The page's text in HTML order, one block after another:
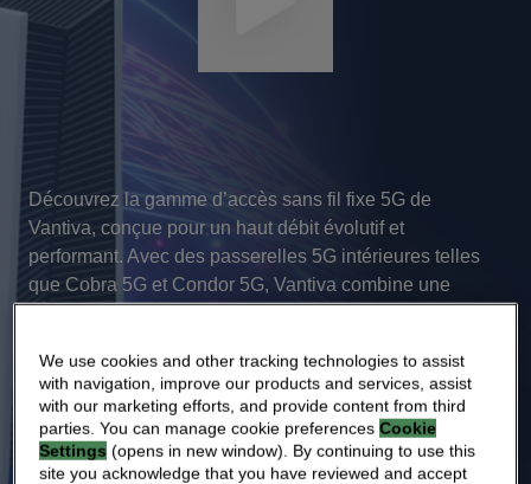
Découvrez la gamme d’accès sans fil fixe 5G de
Vantiva, conçue pour un haut débit évolutif et
performant. Avec des passerelles 5G intérieures telles
que Cobra 5G et Condor 5G, Vantiva combine une
opérateurs à étendre leur portée et à offrir des
expériences utilisateur exceptionnelles.
We use cookies and other tracking technologies to assist
with navigation, improve our products and services, assist
with our marketing efforts, and provide content from third
parties. You can manage cookie preferencesCookie
Settings (opens in new window). By continuing to use this
site you acknowledge that you have reviewed and accept